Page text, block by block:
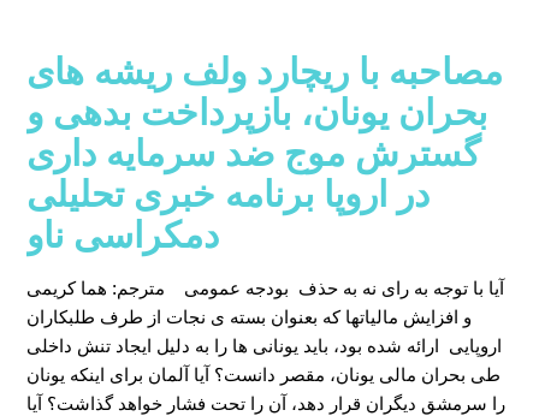
مصاحبه با ریچارد ولف ریشه های
بحران یونان، بازپرداخت بدهی و
گسترش موج ضد سرمایه داری
در اروپا برنامه خبری تحلیلی
دمکراسی ناو
مترجم: هما کریمی
آیا با توجه به رای نه به حذف بودجه عمومی
و افزایش مالیاتها که بعنوان بسته ی نجات از طرف طلبکاران
اروپایی ارائه شده بود، باید یونانی ها را به دلیل ایجاد تنش داخلی
طی بحران مالی یونان، مقصر دانست؟ آیا آلمان برای اینکه یونان
را سرمشق دیگران قرار دهد، آن را تحت فشار خواهد گذاشت؟ آیا